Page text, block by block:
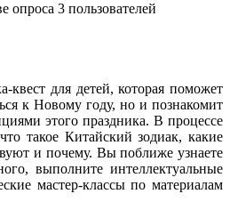
опроса 3 пользователей
квест для детей, которая поможет
к Новому году, но и познакомит
этого праздника. В процессе
такое Китайский зодиак, какие
и почему. Вы поближе узнаете
выполните интеллектуальные
мастер-классы по материалам